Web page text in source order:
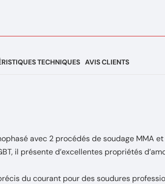
TECHNIQUES AVIS CLIENTS
avec 2 procédés de soudage MMA
il présente d’excellentes propriétés
du courant pour des soudures